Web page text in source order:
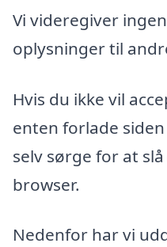
Vi videregiver
oplysninger til
Hvis du ikke vil
enten forlade
selv sørge for at
browser.
Nedenfor har vi